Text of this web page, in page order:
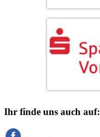
Ihr finde uns auch auf: